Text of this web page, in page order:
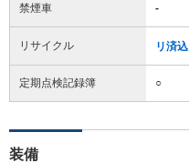
禁煙車 -
リサイクル リ済込
定期点検記録簿 ○
装備